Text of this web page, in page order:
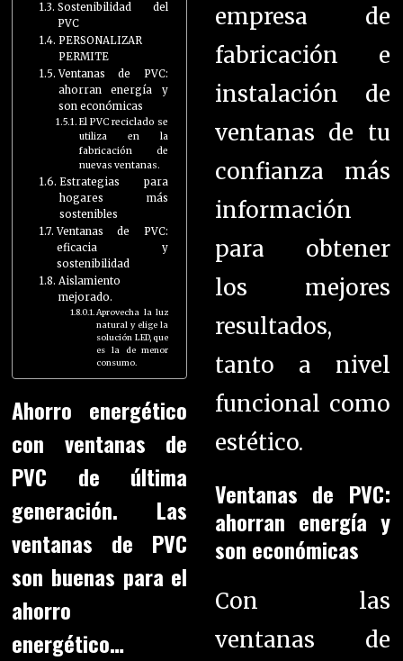
Sostenibilidad del
PVC
PERSONALIZAR
PERMITE
Ventanas de PVC:
ahorran energía y
son económicas
El PVC reciclado se
utiliza en la
fabricación de
nuevas ventanas.
Estrategias para
hogares más
sostenibles
Ventanas de PVC:
eficacia y
sostenibilidad
Aislamiento
mejorado.
Aprovecha la luz
natural y elige la
solución LED, que
es la de menor
consumo.
Ahorro energético
con ventanas de
PVC de última
generación. Las
ventanas de PVC
son buenas para el
ahorro
energético…
empresa de
fabricación e
instalación de
ventanas de tu
confianza más
información
para obtener
los mejores
resultados,
tanto a nivel
funcional como
estético.
Ventanas de PVC:
ahorran energía y
son económicas
Con las
ventanas de